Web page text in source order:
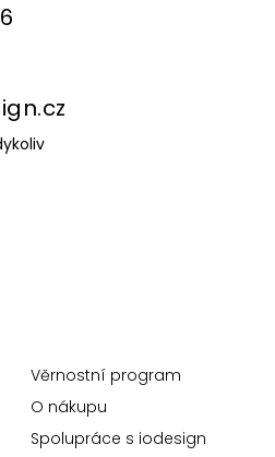
Věrnostní program
O nákupu
Spolupráce s iodesign